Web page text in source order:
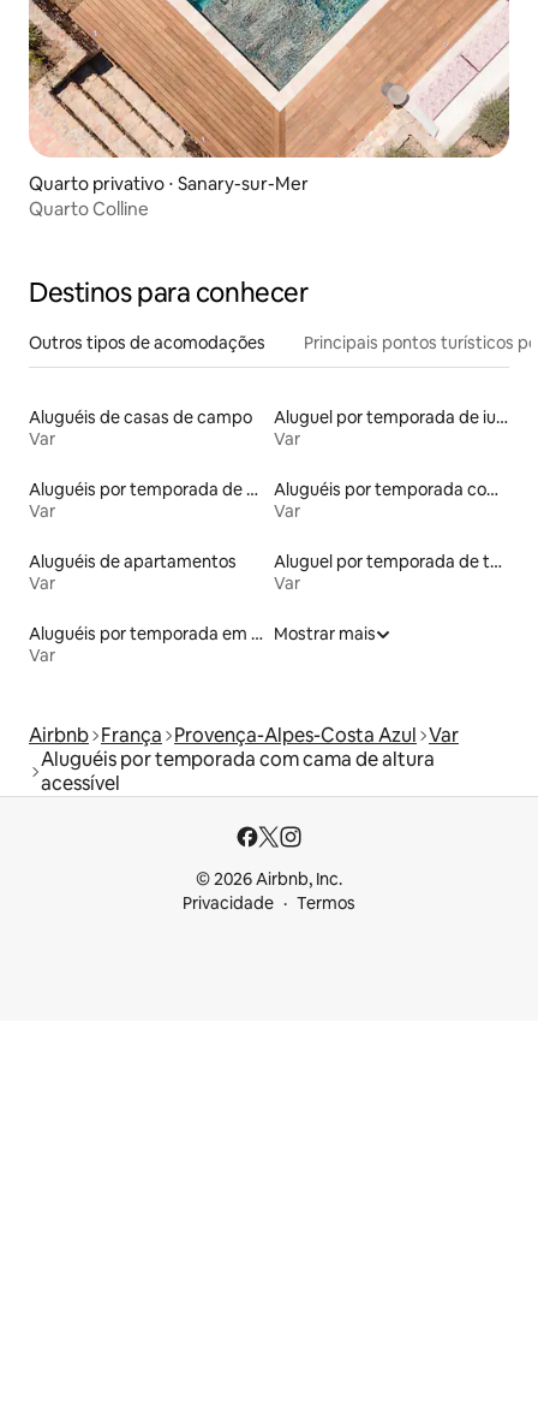
Quarto privativo ⋅ Sanary-sur-Mer
Quarto Colline
Destinos para conhecer
Outros tipos de acomodações Principais pontos turísticos
Aluguéis de casas de campo
Var
Aluguel por temporada de iurtas
Var
Aluguéis por temporada de acomodações de luxo
Var
Aluguéis por temporada com acesso ao lago
Var
Aluguéis de apartamentos
Var
Aluguel por temporada de tendas
Var
Aluguéis por temporada em acampamentos
Var
Mostrar mais
Airbnb França Provença-Alpes-Costa Azul Var
Aluguéis por temporada com cama de altura
acessível
© 2026 Airbnb, Inc.
Privacidade
Termos